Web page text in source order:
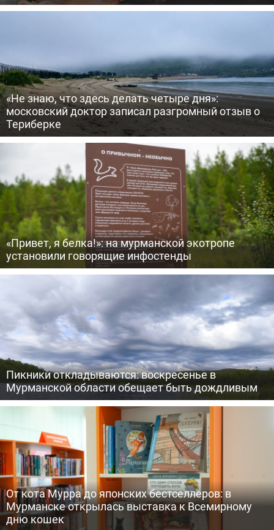
«Не знаю, что здесь делать четыре дня»:
московский доктор записал разгромный отзыв о
Териберке
«Привет, я белка!»: на мурманской экотропе
установили говорящие инфостенды
Пикники откладываются: воскресенье в
Мурманской области обещает быть дождливым
От кота Мурра до японских бестселлеров: в
Мурманске открылась выставка к Всемирному
дню кошек